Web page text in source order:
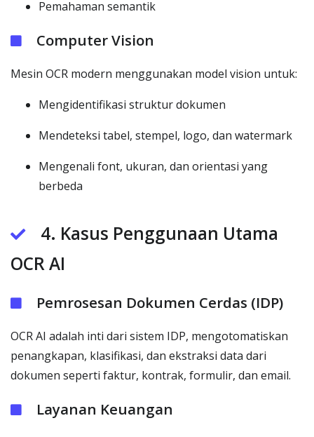
Pemahaman semantik
Computer Vision
Mesin OCR modern menggunakan model vision untuk:
Mengidentifikasi struktur dokumen
Mendeteksi tabel, stempel, logo, dan watermark
Mengenali font, ukuran, dan orientasi yang
berbeda
4. Kasus Penggunaan Utama
OCR AI
Pemrosesan Dokumen Cerdas (IDP)
OCR AI adalah inti dari sistem IDP, mengotomatiskan
penangkapan, klasifikasi, dan ekstraksi data dari
dokumen seperti faktur, kontrak, formulir, dan email.
Layanan Keuangan